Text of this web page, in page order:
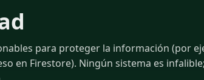
para proteger la información (por
en Firestore). Ningún sistema es